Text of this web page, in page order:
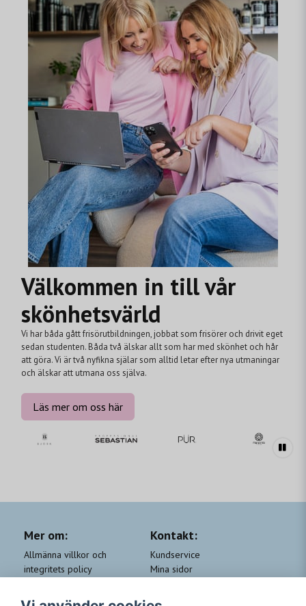
Välkommen in till vår
skönhetsvärld
Vi har båda gått frisörutbildningen, jobbat som frisörer och drivit eget
sedan studenten. Båda två älskar allt som har med skönhet och hår
att göra. Vi är två nyfikna själar som alltid letar efter nya utmaningar
och älskar att utmana oss själva.
Läs mer om oss här
Mer om:
Allmänna villkor och
integritets policy
QA
Kontakt:
Kundservice
Mina sidor